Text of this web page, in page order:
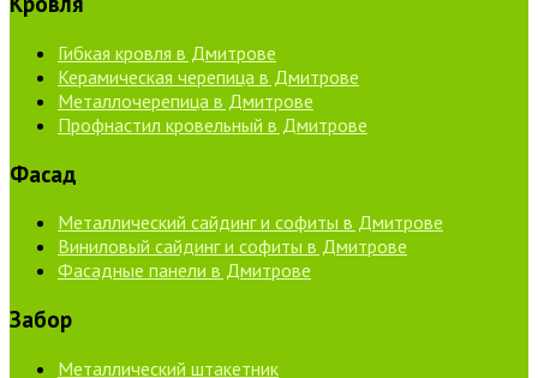
Гибкая кровля в Дмитрове
Керамическая черепица в Дмитрове
Металлочерепица в Дмитрове
Профнастил кровельный в Дмитрове
Фасад
Металлический сайдинг и софиты в Дмитрове
Виниловый сайдинг и софиты в Дмитрове
Фасадные панели в Дмитрове
Забор
Металлический штакетник